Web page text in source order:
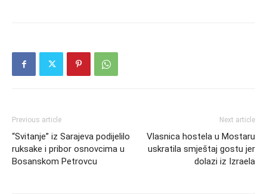
Previous article
“Svitanje” iz Sarajeva podijelilo
ruksake i pribor osnovcima u
Bosanskom Petrovcu
Next article
Vlasnica hostela u Mostaru
uskratila smještaj gostu jer
dolazi iz Izraela